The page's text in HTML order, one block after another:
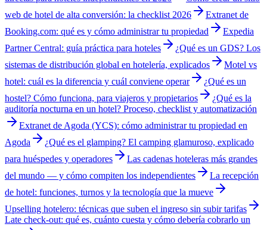
web de hotel de alta conversión: la checklist 2026
Extranet de
Booking.com: qué es y cómo administrar tu propiedad
Expedia
Partner Central: guía práctica para hoteles
¿Qué es un GDS? Los
sistemas de distribución global en hotelería, explicados
Motel vs
hotel: cuál es la diferencia y cuál conviene operar
¿Qué es un
hostel? Cómo funciona, para viajeros y propietarios
¿Qué es la
auditoría nocturna en un hotel? Proceso, checklist y automatización
Extranet de Agoda (YCS): cómo administrar tu propiedad en
Agoda
¿Qué es el glamping? El camping glamuroso, explicado
para huéspedes y operadores
Las cadenas hoteleras más grandes
del mundo — y cómo compiten los independientes
La recepción
de hotel: funciones, turnos y la tecnología que la mueve
Upselling hotelero: técnicas que suben el ingreso sin subir tarifas
Late check-out: qué es, cuánto cuesta y cómo debería cobrarlo un